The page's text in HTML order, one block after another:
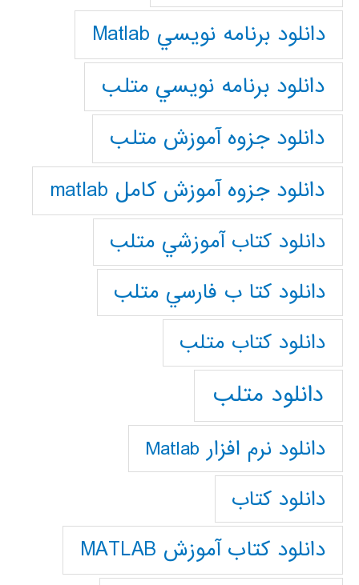
دانلود برنامه نويسي Matlab
دانلود برنامه نويسي متلب
دانلود جزوه آموزش متلب
دانلود جزوه آموزش کامل matlab
دانلود كتاب آموزشي متلب
دانلود كتا ب فارسي متلب
دانلود كتاب متلب
دانلود متلب
دانلود نرم افزار Matlab
دانلود کتاب
دانلود کتاب آموزش MATLAB